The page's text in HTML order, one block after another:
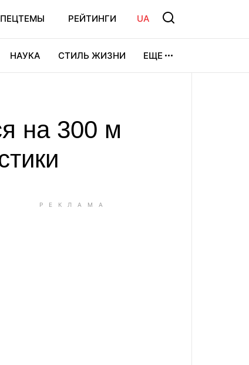
РЕЙТИНГИ UA
НАУКА СТИЛЬ ЖИЗНИ ЕЩЕ
на 300 м